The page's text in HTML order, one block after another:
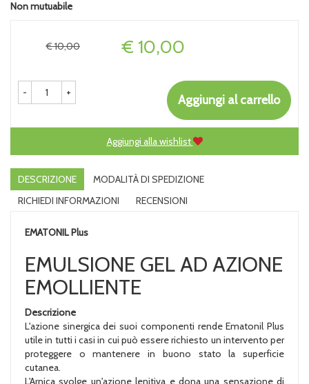
Non mutuabile
Prezzo
€ 10,00
€ 10,00
- + Aggiungi al carrello
Aggiungi alla wishlist
DESCRIZIONE
MODALITÀ DI SPEDIZIONE
RICHIEDI INFORMAZIONI
RECENSIONI
EMATONIL Plus
EMULSIONE GEL AD AZIONE
EMOLLIENTE
Descrizione
L'azione sinergica dei suoi componenti rende Ematonil Plus
utile in tutti i casi in cui può essere richiesto un intervento per
proteggere o mantenere in buono stato la superficie
cutanea.
L'Arnica svolge un'azione lenitiva e dona una sensazione di